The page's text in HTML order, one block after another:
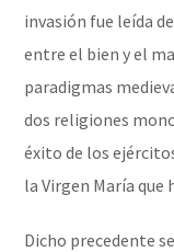
invasión fue leída
entre el bien y el
paradigmas
dos religiones
éxito de los
la Virgen María que
Dicho precedente